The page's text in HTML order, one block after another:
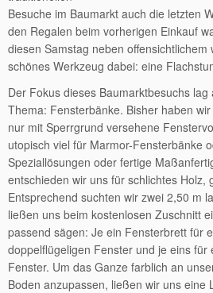
Besuche im Baumarkt auch die letzten
den Regalen beim vorherigen Einkauf
diesen Samstag neben offensichtlichem
schönes Werkzeug dabei: eine
Der Fokus dieses Baumarktbesuchs
Thema: Fensterbänke. Bisher haben
nur mit Sperrgrund versehene
utopisch viel für Marmor-Fensterbänke
Speziallösungen oder fertige
entschieden wir uns für schlichtes Holz,
Entsprechend suchten wir zwei 2,50 m
ließen uns beim kostenlosen Zuschnitt
passend sägen: Je ein Fensterbrett für
doppelflügeligen Fenster und je eins für
Fenster. Um das Ganze farblich an
Boden anzupassen, ließen wir uns eine